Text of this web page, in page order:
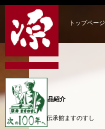
トップページ
商品紹介
● 伝承館ますのすし